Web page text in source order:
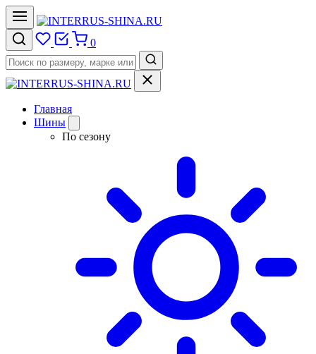
0
Главная
Шины
По сезону